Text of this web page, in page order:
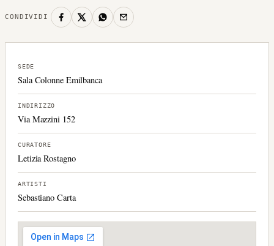
CONDIVIDI
SEDE
Sala Colonne Emilbanca
INDIRIZZO
Via Mazzini 152
CURATORE
Letizia Rostagno
ARTISTI
Sebastiano Carta